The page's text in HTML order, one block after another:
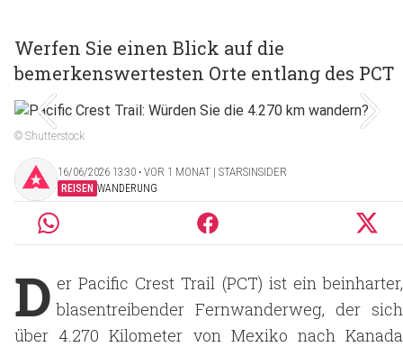
Werfen Sie einen Blick auf die
bemerkenswertesten Orte entlang des PCT
© Shutterstock
16/06/2026 13:30 ‧ VOR 1 MONAT | STARSINSIDER
REISEN WANDERUNG
D er Pacific Crest Trail (PCT) ist ein beinharter,
blasentreibender Fernwanderweg, der sich
über 4.270 Kilometer von Mexiko nach Kanada